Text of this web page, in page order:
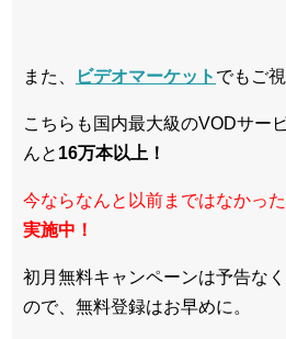
また、 ビデオマーケット でもご
こちらも国内最大級のVODサー
んと 16万本以上！
今ならなんと以前まではなかった
実施中！
初月無料キャンペーンは予告な
ので、無料登録はお早めに。